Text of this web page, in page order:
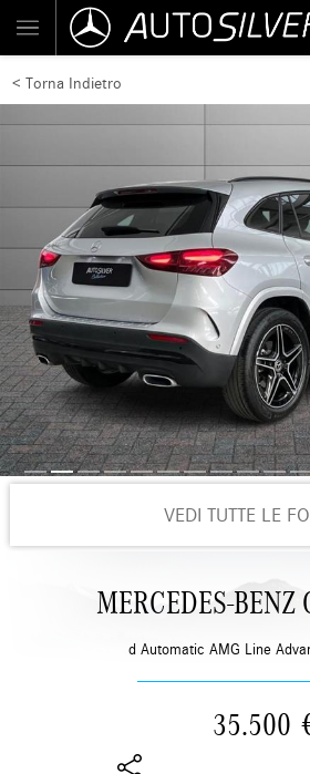
< Torna Indietro
VEDI TUTTE LE
MERCEDES-BENZ
d Automatic AMG Line
35.500